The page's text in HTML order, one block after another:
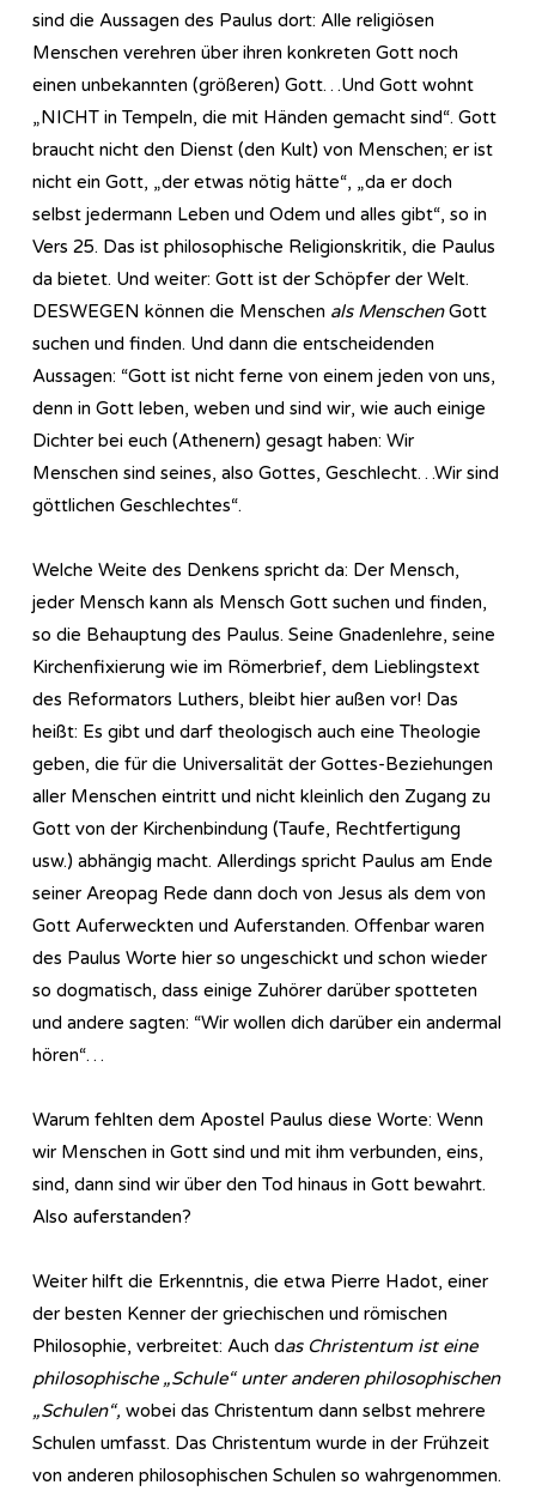
sind die Aussagen des Paulus dort: Alle religiösen
Menschen verehren über ihren konkreten Gott noch
einen unbekannten (größeren) Gott…Und Gott wohnt
„NICHT in Tempeln, die mit Händen gemacht sind“. Gott
braucht nicht den Dienst (den Kult) von Menschen; er ist
nicht ein Gott, „der etwas nötig hätte“, „da er doch
selbst jedermann Leben und Odem und alles gibt“, so in
Vers 25. Das ist philosophische Religionskritik, die Paulus
da bietet. Und weiter: Gott ist der Schöpfer der Welt.
DESWEGEN können die Menschen als MenschenGott
suchen und finden. Und dann die entscheidenden
Aussagen: “Gott ist nicht ferne von einem jeden von uns,
denn in Gott leben, weben und sind wir, wie auch einige
Dichter bei euch (Athenern) gesagt haben: Wir
Menschen sind seines, also Gottes, Geschlecht…Wir sind
göttlichen Geschlechtes“.
Welche Weite des Denkens spricht da: Der Mensch,
jeder Mensch kann als Mensch Gott suchen und finden,
so die Behauptung des Paulus. Seine Gnadenlehre, seine
Kirchenfixierung wie im Römerbrief, dem Lieblingstext
des Reformators Luthers, bleibt hier außen vor! Das
heißt: Es gibt und darf theologisch auch eine Theologie
geben, die für die Universalität der Gottes-Beziehungen
aller Menschen eintritt und nicht kleinlich den Zugang zu
Gott von der Kirchenbindung (Taufe, Rechtfertigung
usw.) abhängig macht. Allerdings spricht Paulus am Ende
seiner Areopag Rede dann doch von Jesus als dem von
Gott Auferweckten und Auferstanden. Offenbar waren
des Paulus Worte hier so ungeschickt und schon wieder
so dogmatisch, dass einige Zuhörer darüber spotteten
und andere sagten: “Wir wollen dich darüber ein andermal
hören“…
Warum fehlten dem Apostel Paulus diese Worte: Wenn
wir Menschen in Gott sind und mit ihm verbunden, eins,
sind, dann sind wir über den Tod hinaus in Gott bewahrt.
Also auferstanden?
Weiter hilft die Erkenntnis, die etwa Pierre Hadot, einer
der besten Kenner der griechischen und römischen
Philosophie, verbreitet: Auch das Christentum ist eine
philosophische „Schule“ unter anderen philosophischen
„Schulen“, wobei das Christentum dann selbst mehrere
Schulen umfasst. Das Christentum wurde in der Frühzeit
von anderen philosophischen Schulen so wahrgenommen.